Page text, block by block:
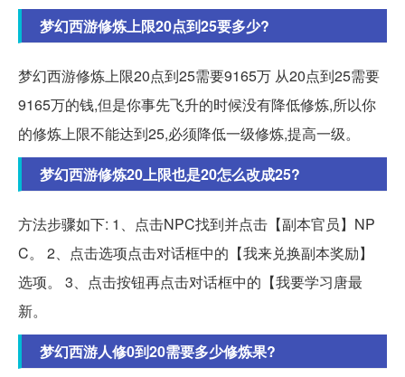
梦幻西游修炼上限20点到25要多少?
梦幻西游修炼上限20点到25需要9165万 从20点到25需要
9165万的钱,但是你事先飞升的时候没有降低修炼,所以你
的修炼上限不能达到25,必须降低一级修炼,提高一级。
梦幻西游修炼20上限也是20怎么改成25?
方法步骤如下: 1、点击NPC找到并点击【副本官员】NP
C。 2、点击选项点击对话框中的【我来兑换副本奖励】
选项。 3、点击按钮再点击对话框中的【我要学习唐最
新。
梦幻西游人修0到20需要多少修炼果?